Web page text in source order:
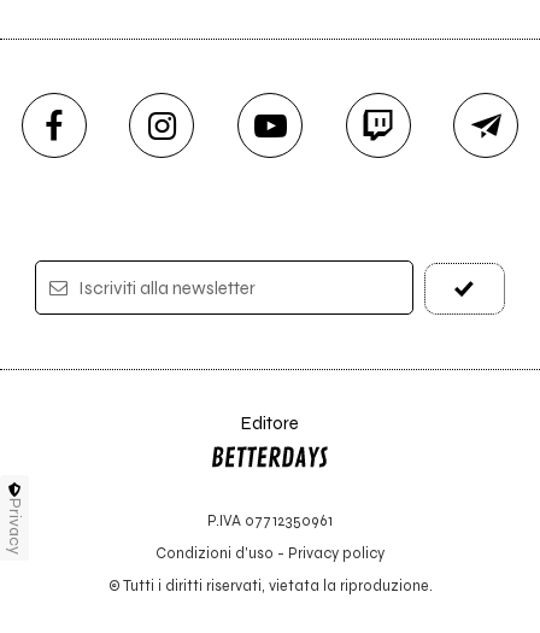
Iscriviti alla newsletter
Editore
P.IVA 07712350961
Condizioni d'uso - Privacy policy
© Tutti i diritti riservati, vietata la riproduzione.
Privacy